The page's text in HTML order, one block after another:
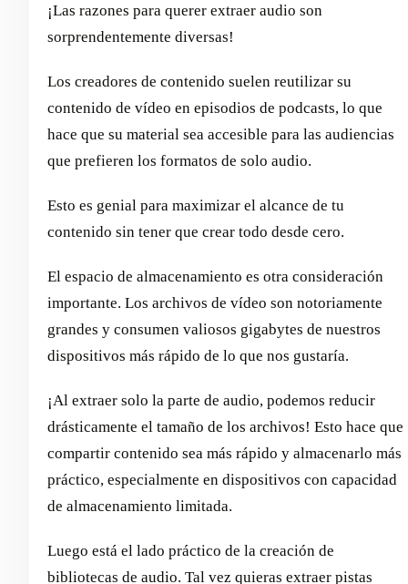
¡Las razones para querer extraer audio son
sorprendentemente diversas!
Los creadores de contenido suelen reutilizar su
contenido de vídeo en episodios de podcasts, lo que
hace que su material sea accesible para las audiencias
que prefieren los formatos de solo audio.
Esto es genial para maximizar el alcance de tu
contenido sin tener que crear todo desde cero.
El espacio de almacenamiento es otra consideración
importante. Los archivos de vídeo son notoriamente
grandes y consumen valiosos gigabytes de nuestros
dispositivos más rápido de lo que nos gustaría.
¡Al extraer solo la parte de audio, podemos reducir
drásticamente el tamaño de los archivos! Esto hace que
compartir contenido sea más rápido y almacenarlo más
práctico, especialmente en dispositivos con capacidad
de almacenamiento limitada.
Luego está el lado práctico de la creación de
bibliotecas de audio. Tal vez quieras extraer pistas